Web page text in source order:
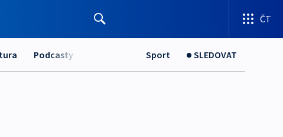
ČT
Podcasty Sport SLEDOVAT